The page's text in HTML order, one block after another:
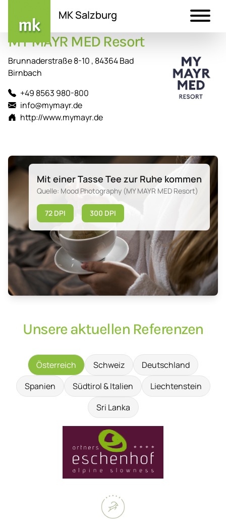
Inhalt
MK Salzburg
MY MAYR MED Resort
Brunnaderstraße 8-10 , 84364 Bad
Birnbach
+49 8563 980-800
info@mymayr.de
http://www.mymayr.de
Mit einer Tasse Tee zur Ruhe kommen
Quelle: Mood Photography (MY MAYR MED Resort)
72 DPI 300 DPI
Unsere aktuellen Referenzen
Österreich Schweiz
Deutschland
Spanien
Südtirol & Italien
Liechtenstein
Sri Lanka